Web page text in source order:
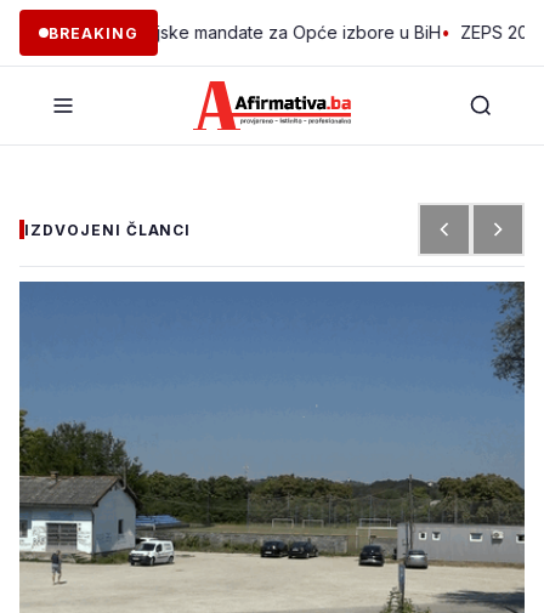
BREAKINGmandate za Opće izbore u BiH• ZEPS 2026: Stiže
IZDVOJENI ČLANCI